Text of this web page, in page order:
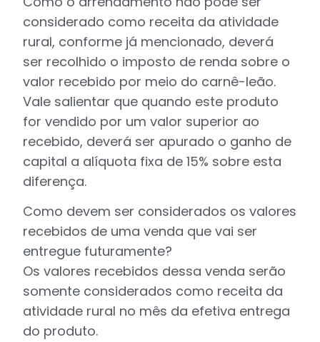
considerado como receita da atividade
rural, conforme já mencionado, deverá
ser recolhido o imposto de renda sobre o
valor recebido por meio do carnê-leão.
Vale salientar que quando este produto
for vendido por um valor superior ao
recebido, deverá ser apurado o ganho de
capital a alíquota fixa de 15% sobre esta
diferença.
Como devem ser considerados os valores
recebidos de uma venda que vai ser
entregue futuramente?
Os valores recebidos dessa venda serão
somente considerados como receita da
atividade rural no mês da efetiva entrega
do produto.